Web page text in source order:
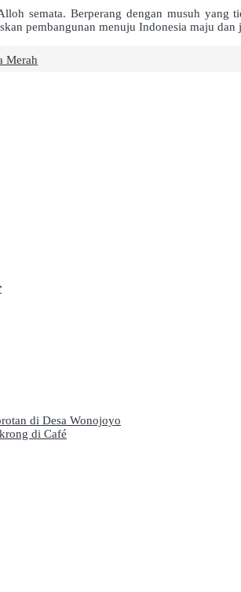
semata. Berperang dengan musuh
pembangunan menuju Indonesia maju dan
Merah
di Desa Wonojoyo
di Café